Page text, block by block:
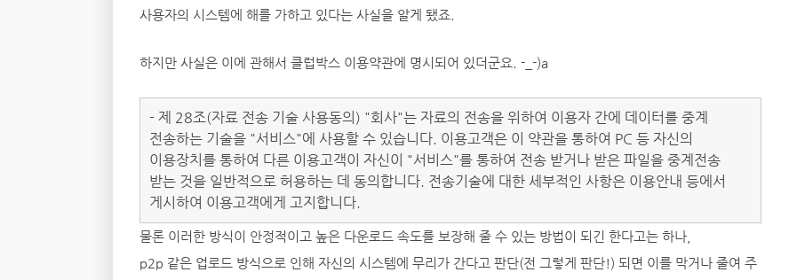
사용자의 시스템에 해를 가하고 있다는 사실을 알게 됐죠.
하지만 사실은 이에 관해서 클럽박스 이용약관에 명시되어 있더군요. -_-)a
- 제 28조(자료 전송 기술 사용동의) "회사"는 자료의 전송을 위하여 이용자 간에 데이터를 중계
전송하는 기술을 "서비스"에 사용할 수 있습니다. 이용고객은 이 약관을 통하여 PC 등 자신의
이용장치를 통하여 다른 이용고객이 자신이 "서비스"를 통하여 전송 받거나 받은 파일을 중계전송
받는 것을 일반적으로 허용하는 데 동의합니다. 전송기술에 대한 세부적인 사항은 이용안내 등에서
게시하여 이용고객에게 고지합니다.
물론 이러한 방식이 안정적이고 높은 다운로드 속도를 보장해 줄 수 있는 방법이 되긴 한다고는 하나,
p2p 같은 업로드 방식으로 인해 자신의 시스템에 무리가 간다고 판단(전 그렇게 판단!) 되면 이를 막거나 줄여 주